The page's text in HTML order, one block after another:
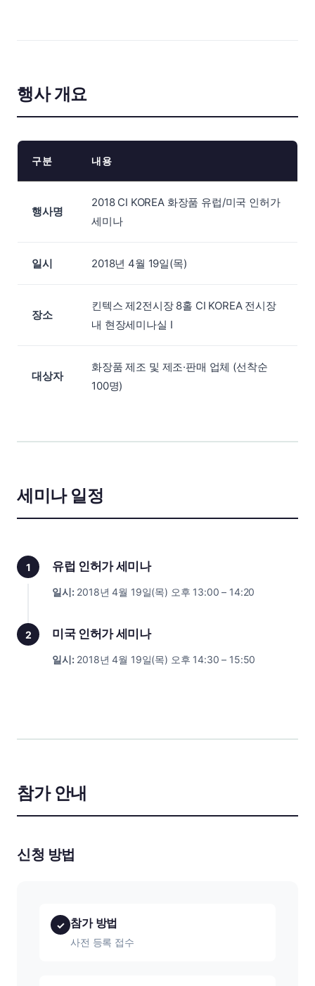
행사 개요
구분 내용
행사명
2018 CI KOREA 화장품 유럽/미국 인허가
세미나
일시 2018년 4월 19일(목)
장소
킨텍스 제2전시장 8홀 CI KOREA 전시장
내 현장세미나실 I
대상자
화장품 제조 및 제조·판매 업체 (선착순
100명)
세미나 일정
1 유럽 인허가 세미나
일시:2018년 4월 19일(목) 오후 13:00 – 14:20
2 미국 인허가 세미나
일시:2018년 4월 19일(목) 오후 14:30 – 15:50
참가 안내
신청 방법
✓ 참가 방법
사전 등록 접수